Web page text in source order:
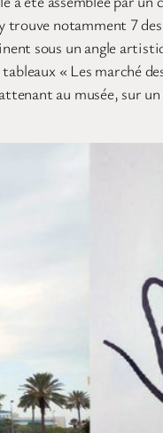
notamment 7
sous un angle
« Les marché
au musée, sur